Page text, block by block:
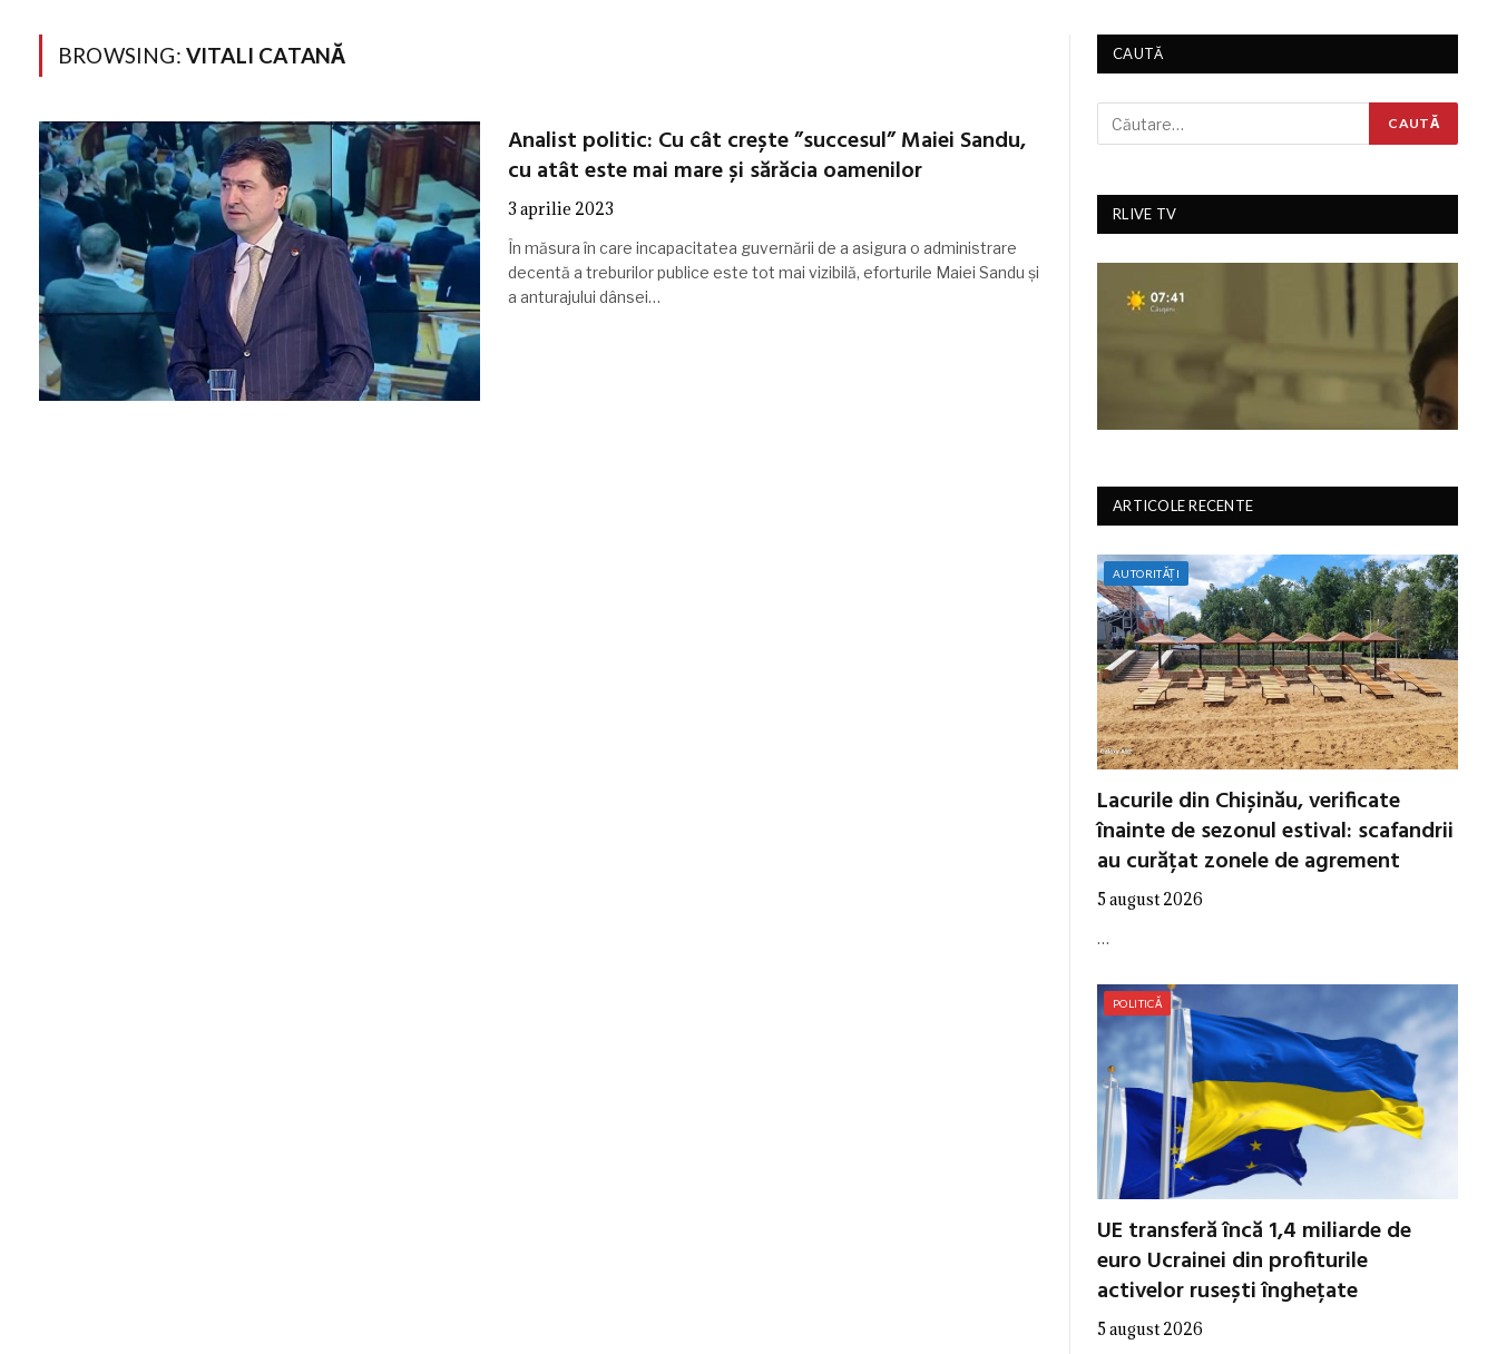
BROWSING: VITALI CATANĂ
Analist politic: Cu cât crește ”succesul” Maiei Sandu,
cu atât este mai mare și sărăcia oamenilor
3 aprilie 2023
În măsura în care incapacitatea guvernării de a asigura o administrare
decentă a treburilor publice este tot mai vizibilă, eforturile Maiei Sandu și
a anturajului dânsei…
CAUTĂ
RLIVE TV
ARTICOLE RECENTE
AUTORITĂȚI
Lacurile din Chișinău, verificate
înainte de sezonul estival: scafandrii
au curățat zonele de agrement
5 august 2026
…
POLITICĂ
UE transferă încă 1,4 miliarde de
euro Ucrainei din profiturile
activelor rusești înghețate
5 august 2026